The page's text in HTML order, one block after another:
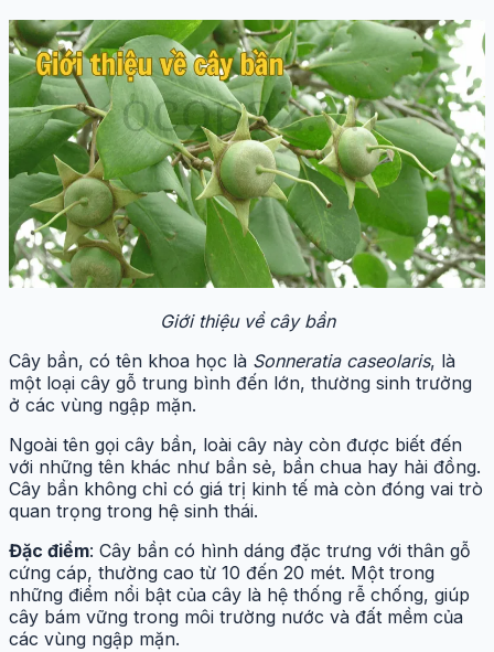
Giới thiệu về cây bần
Cây bần, có tên khoa học là Sonneratia caseolaris, là
một loại cây gỗ trung bình đến lớn, thường sinh trưởng
ở các vùng ngập mặn.
Ngoài tên gọi cây bần, loài cây này còn được biết đến
với những tên khác như bần sẻ, bần chua hay hải đồng.
Cây bần không chỉ có giá trị kinh tế mà còn đóng vai trò
quan trọng trong hệ sinh thái.
Đặc điểm: Cây bần có hình dáng đặc trưng với thân gỗ
cứng cáp, thường cao từ 10 đến 20 mét. Một trong
những điểm nổi bật của cây là hệ thống rễ chống, giúp
cây bám vững trong môi trường nước và đất mềm của
các vùng ngập mặn.